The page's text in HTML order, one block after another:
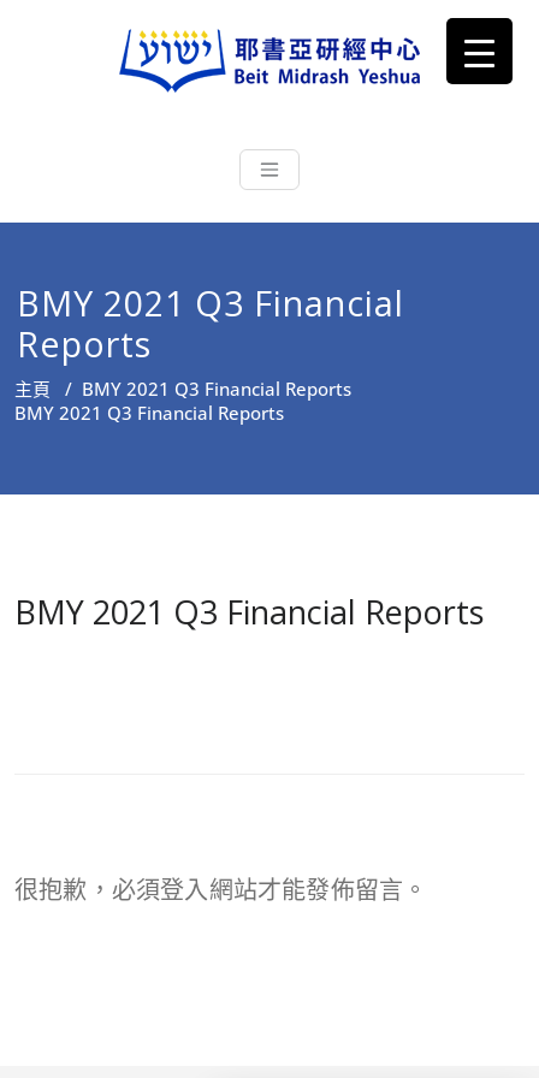
耶書亞研經中心
根源明白聖經，成為更好的門徒
BMY 2021 Q3 Financial
Reports
主頁 / BMY 2021 Q3 Financial Reports
BMY 2021 Q3 Financial Reports
BMY 2021 Q3 Financial Reports
很抱歉，必須登入網站才能發佈留言。